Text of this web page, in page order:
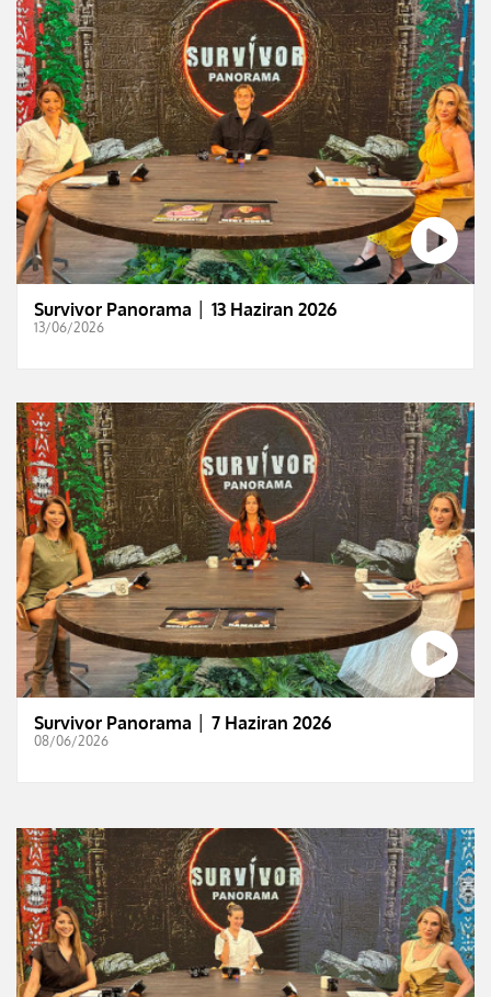
Survivor Panorama │ 13 Haziran 2026
13/06/2026
Survivor Panorama │ 7 Haziran 2026
08/06/2026